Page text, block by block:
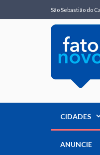
São Sebastião do
CIDADES
ANUNCIE